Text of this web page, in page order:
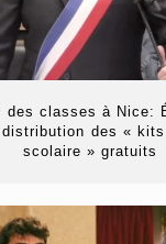
des classes à Nice:
des « kits
scolaire » gratuits